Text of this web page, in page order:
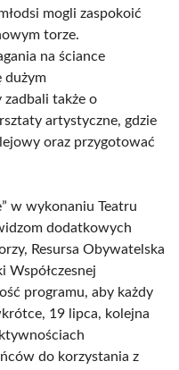
mogli zaspokoić
torze.
na ściance
dużym
także o
artystyczne, gdzie
oraz przygotować
w wykonaniu Teatru
dodatkowych
Resursa Obywatelska
Współczesnej
programu, aby każdy
19 lipca, kolejna
do korzystania z